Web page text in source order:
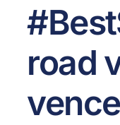
road